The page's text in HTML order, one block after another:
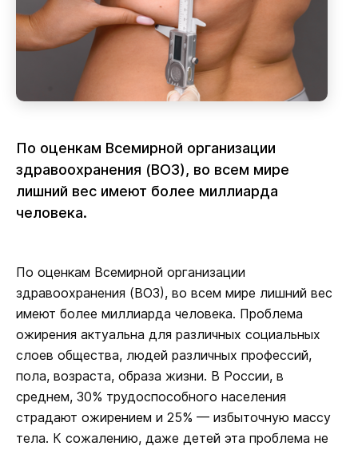
По оценкам Всемирной организации
здравоохранения (ВОЗ), во всем мире
лишний вес имеют более миллиарда
человека.
По оценкам Всемирной организации
здравоохранения (ВОЗ), во всем мире лишний вес
имеют более миллиарда человека. Проблема
ожирения актуальна для различных социальных
слоев общества, людей различных профессий,
пола, возраста, образа жизни. В России, в
среднем, 30% трудоспособного населения
страдают ожирением и 25% — избыточную массу
тела. К сожалению, даже детей эта проблема не